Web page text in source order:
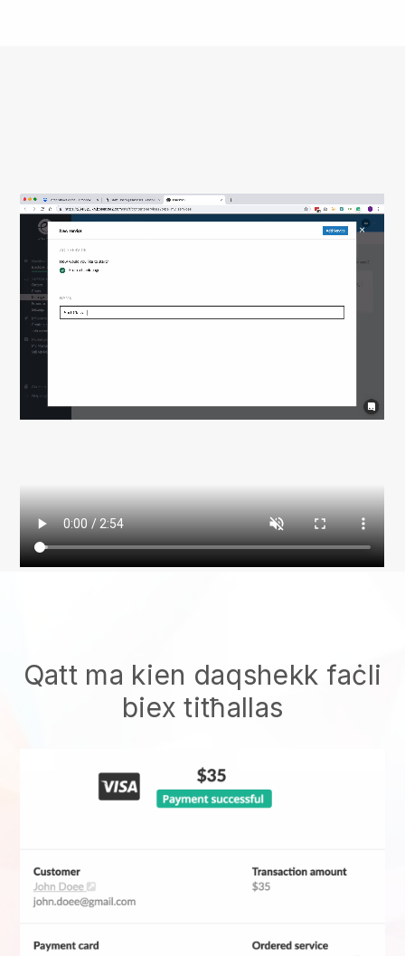
Qatt ma kien daqshekk faċli
biex titħallas